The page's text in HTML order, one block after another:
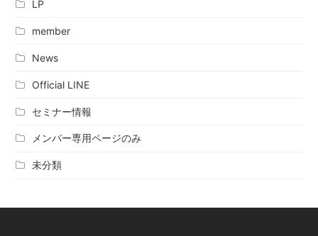
LP
member
News
Official LINE
セミナー情報
メンバー専用ページのみ
未分類